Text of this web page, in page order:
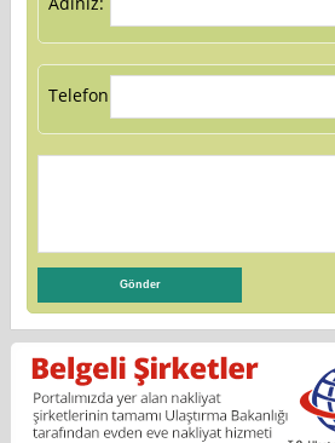
Telefon: